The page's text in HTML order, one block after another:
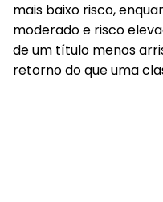
mais baixo risco,
moderado e risco
de um título menos
retorno do que uma